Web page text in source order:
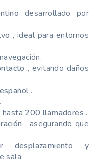
desarrollado por
, ideal para entornos
, evitando daños
.
hasta 200 llamadores .
, asegurando que
desplazamiento y
sala.